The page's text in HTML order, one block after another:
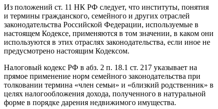
Из положений ст. 11 НК РФ следует, что институты, понятия
и термины гражданского, семейного и других отраслей
законодательства Российской Федерации, используемые в
настоящем Кодексе, применяются в том значении, в каком они
используются в этих отраслях законодательства, если иное не
предусмотрено настоящим Кодексом.
Налоговый кодекс РФ в абз. 2 п. 18.1 ст. 217 указывает на
прямое применение норм семейного законодательства при
толковании термина «член семьи» и «близкий родственник» в
целях налогообложения дохода, полученного в натуральной
форме в порядке дарения недвижимого имущества.